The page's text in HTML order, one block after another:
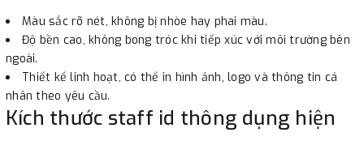
Màu sắc rõ nét, không bị nhòe hay phai màu.
Độ bền cao, không bong tróc khi tiếp xúc với môi trường bên
ngoài.
Thiết kế linh hoạt, có thể in hình ảnh, logo và thông tin cá
nhân theo yêu cầu.
Kích thước staff id thông dụng hiện